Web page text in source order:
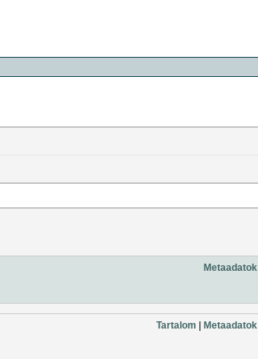
Metaadatok
Tartalom Metaadatok